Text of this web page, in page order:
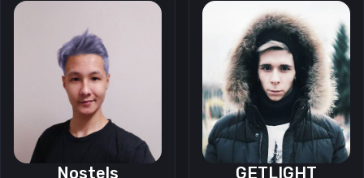
Nostels GETLIGHT